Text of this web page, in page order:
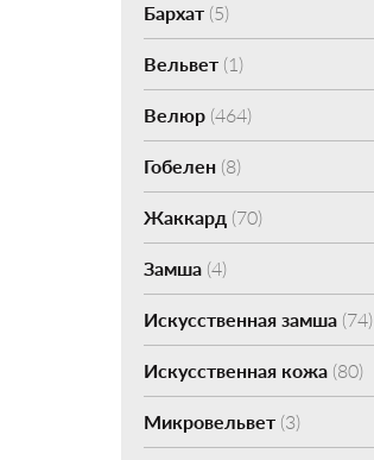
Бархат(5)
Вельвет(1)
Велюр(464)
Гобелен(8)
Жаккард (70)
Замша(4)
Искусственная замша(74)
Искусственная кожа(80)
Микровельвет(3)